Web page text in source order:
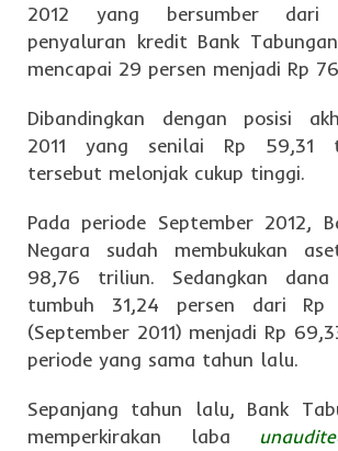
2012 yang bersumber dari
penyaluran kredit Bank
mencapai 29 persen menjadi Rp
Dibandingkan dengan posisi
2011 yang senilai Rp 59,31
tersebut melonjak cukup tinggi.
Pada periode September 2012,
Negara sudah membukukan
98,76 triliun. Sedangkan
tumbuh 31,24 persen dari
(September 2011) menjadi Rp
periode yang sama tahun lalu.
Sepanjang tahun lalu, Bank
memperkirakan laba